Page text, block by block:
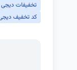
تخفیفات دیجی
کد تخفیف دیجی کالا